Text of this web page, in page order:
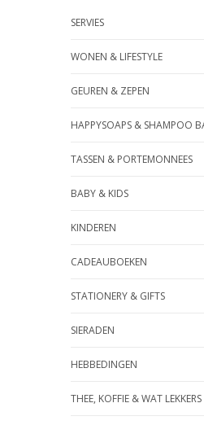
SERVIES
WONEN & LIFESTYLE
GEUREN & ZEPEN
HAPPYSOAPS & SHAMPOO
TASSEN & PORTEMONNEES
BABY & KIDS
KINDEREN
CADEAUBOEKEN
STATIONERY & GIFTS
SIERADEN
HEBBEDINGEN
THEE, KOFFIE & WAT LEKKERS